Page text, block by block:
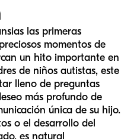
las primeras
momentos de
un hito importante en
de niños autistas, este
lleno de preguntas
más profundo de
única de su hijo.
o el desarrollo del
es natural